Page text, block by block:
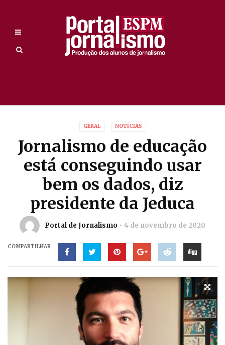
GERAL NOTÍCIAS
Jornalismo de educação
está conseguindo usar
bem os dados, diz
presidente da Jeduca
Portal de Jornalismo 4 de novembro de 2020
COMPARTILHAR